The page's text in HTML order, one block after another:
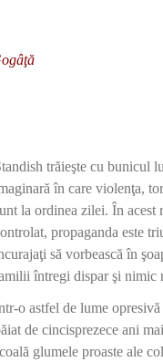
trăieşte cu bunicul
în care violenţa,
la ordinea zilei. În acest
propaganda este
să vorbească în
întregi dispar şi nimic
o astfel de lume
de cincisprezece ani
glumele proaste ale